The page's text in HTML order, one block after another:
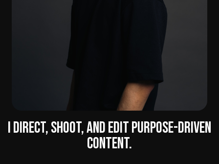
I DIRECT, SHOOT, AND EDIT PURPOSE-DRIVEN
CONTENT.